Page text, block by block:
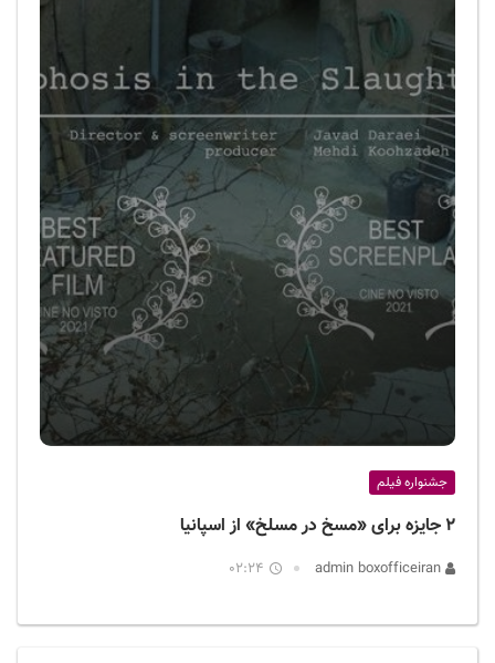
جشنواره فیلم
۲ جایزه برای «مسخ در مسلخ» از اسپانیا
02:24